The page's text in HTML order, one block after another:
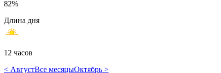
82%
Длина дня
12 часов
< АвгустВсе месяцыОктябрь >